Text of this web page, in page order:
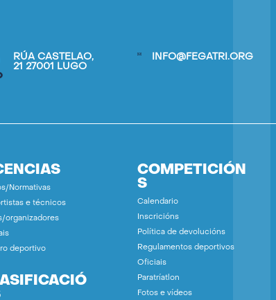
RÚA CASTELAO,
21 27001 LUGO
INFO@FEGATRI.ORG
Normativas
e técnicos
organizadores
deportivo
COMPETICIÓN
S
Calendario
Inscricións
Política de devolucións
Regulamentos deportivos
Oficiais
Paratríatlon
Fotos e vídeos